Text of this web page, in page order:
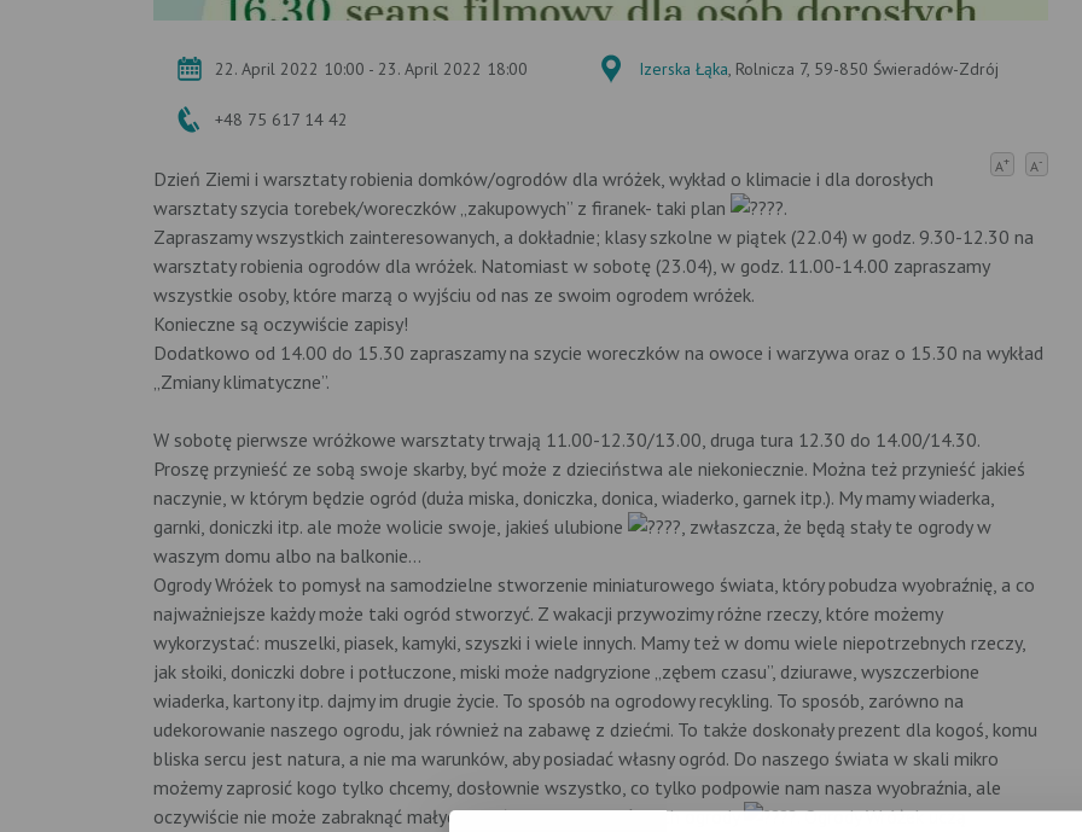
22. April 2022 10:00 - 23. April 2022 18:00 Izerska Łąka, Rolnicza 7, 59-850 Świeradów-Zdrój
+48 75 617 14 42
A+ A-
Dzień Ziemi i warsztaty robienia domków/ogrodów dla wróżek, wykład o klimacie i dla dorosłych
warsztaty szycia torebek/woreczków „zakupowych” z firanek- taki plan
.
Zapraszamy wszystkich zainteresowanych, a dokładnie; klasy szkolne w piątek (22.04) w godz. 9.30-12.30 na
warsztaty robienia ogrodów dla wróżek. Natomiast w sobotę (23.04), w godz. 11.00-14.00 zapraszamy
wszystkie osoby, które marzą o wyjściu od nas ze swoim ogrodem wróżek.
Konieczne są oczywiście zapisy!
Dodatkowo od 14.00 do 15.30 zapraszamy na szycie woreczków na owoce i warzywa oraz o 15.30 na wykład
„Zmiany klimatyczne”.
W sobotę pierwsze wróżkowe warsztaty trwają 11.00-12.30/13.00, druga tura 12.30 do 14.00/14.30.
Proszę przynieść ze sobą swoje skarby, być może z dzieciństwa ale niekoniecznie. Można też przynieść jakieś
naczynie, w którym będzie ogród (duża miska, doniczka, donica, wiaderko, garnek itp.). My mamy wiaderka,
garnki, doniczki itp. ale może wolicie swoje, jakieś ulubione
, zwłaszcza, że będą stały te ogrody w
waszym domu albo na balkonie...
Ogrody Wróżek to pomysł na samodzielne stworzenie miniaturowego świata, który pobudza wyobraźnię, a co
najważniejsze każdy może taki ogród stworzyć. Z wakacji przywozimy różne rzeczy, które możemy
wykorzystać: muszelki, piasek, kamyki, szyszki i wiele innych. Mamy też w domu wiele niepotrzebnych rzeczy,
jak słoiki, doniczki dobre i potłuczone, miski może nadgryzione „zębem czasu”, dziurawe, wyszczerbione
wiaderka, kartony itp. dajmy im drugie życie. To sposób na ogrodowy recykling. To sposób, zarówno na
udekorowanie naszego ogrodu, jak również na zabawę z dziećmi. To także doskonały prezent dla kogoś, komu
bliska sercu jest natura, a nie ma warunków, aby posiadać własny ogród. Do naszego świata w skali mikro
możemy zaprosić kogo tylko chcemy, dosłownie wszystko, co tylko podpowie nam nasza wyobraźnia, ale
oczywiście nie może zabraknąć małych wróżek, bo to w końcu ich ogrody
. Ogrody Wróżek uczą